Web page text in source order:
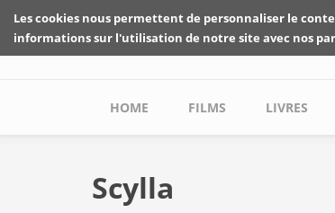
Skip to main content
Main menu
HOME FILMS LIVRES
Scylla
Les cookies nous permettent de personnaliser le
informations sur l'utilisation de notre site avec nos